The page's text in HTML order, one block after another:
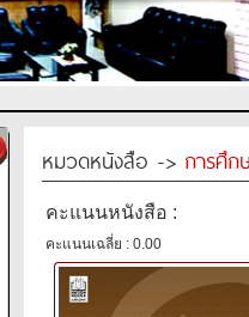
หมวดหนังสือ -> การศึก
คะแนนหนังสือ :
คะแนนเฉลี่ย : 0.00